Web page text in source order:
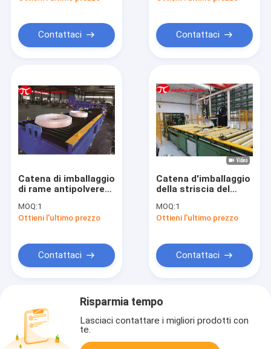
Contattaci Contattaci
Catena di imballaggio
di rame antipolvere
macchina
avvolgitrice di
MOQ:1
Ottieni l'ultimo prezzo
Contattaci
Catena d'imballaggio
della striscia del
rame di controllo
dello SpA colore
OD 800mm-1500mm
MOQ:1
Ottieni l'ultimo prezzo
Contattaci
Risparmia tempo
Lasciaci contattare i migliori prodotti con
te.